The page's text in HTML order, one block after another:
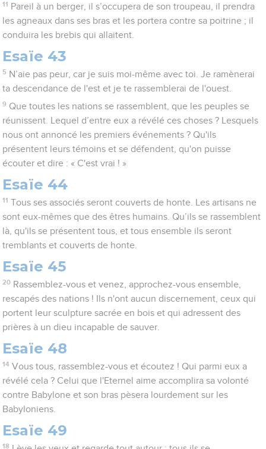
11 Pareil à un berger, il s’occupera de son troupeau, il prendra
les agneaux dans ses bras et les portera contre sa poitrine ; il
conduira les brebis qui allaitent.
Esaïe 43
5 N’aie pas peur, car je suis moi-même avec toi. Je ramènerai
ta descendance de l'est et je te rassemblerai de l'ouest.
9 Que toutes les nations se rassemblent, que les peuples se
réunissent. Lequel d’entre eux a révélé ces choses ? Lesquels
nous ont annoncé les premiers événements ? Qu'ils
présentent leurs témoins et se défendent, qu'on puisse
écouter et dire : « C'est vrai ! »
Esaïe 44
11 Tous ses associés seront couverts de honte. Les artisans ne
sont eux-mêmes que des êtres humains. Qu’ils se rassemblent
là, qu'ils se présentent tous, et tous ensemble ils seront
tremblants et couverts de honte.
Esaïe 45
20 Rassemblez-vous et venez, approchez-vous ensemble,
rescapés des nations ! Ils n'ont aucun discernement, ceux qui
portent leur sculpture sacrée en bois et qui adressent des
prières à un dieu incapable de sauver.
Esaïe 48
14 Vous tous, rassemblez-vous et écoutez ! Qui parmi eux a
révélé cela ? Celui que l'Eternel aime accomplira sa volonté
contre Babylone et son bras pèsera lourdement sur les
Babyloniens.
Esaïe 49
18